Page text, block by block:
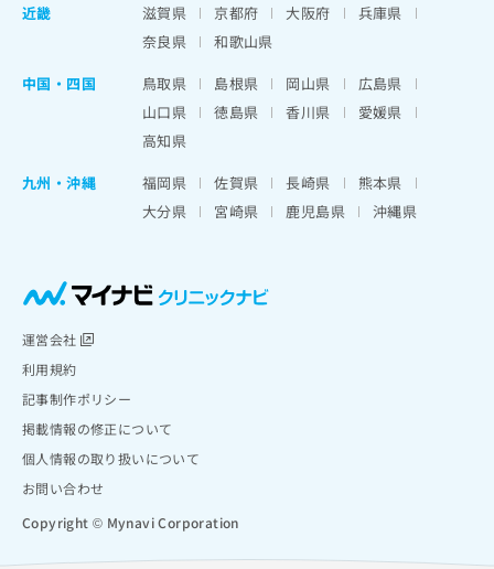
近畿
滋賀県 京都府 大阪府
兵庫県
奈良県
和歌山県
中国・四国
鳥取県 島根県 岡山県
広島県
山口県
徳島県 香川県
愛媛県
高知県
九州・沖縄
福岡県 佐賀県 長崎県
熊本県
大分県
宮崎県 鹿児島県 沖縄県
運営会社
利用規約
記事制作ポリシー
掲載情報の修正について
個人情報の取り扱いについて
お問い合わせ
Copyright © Mynavi Corporation